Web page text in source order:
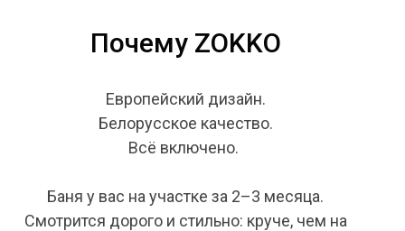
Европейский дизайн.
Белорусское качество.
Всё включено.
Баня у вас на участке за 2–3 месяца.
Смотрится дорого и стильно: круче, чем на
Почему ZOKKO